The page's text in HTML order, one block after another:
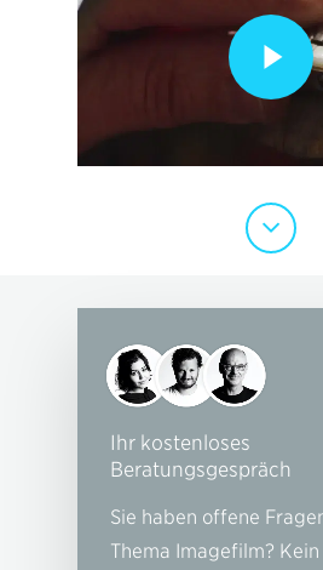
Play Video
Ihr kostenloses
Beratungsgespräch
Sie haben offene
Thema Imagefilm? Kein